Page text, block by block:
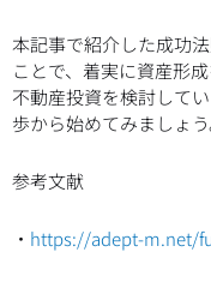
本記事で紹介した成功
ことで、着実に資産形
不動産投資を検討して
歩から始めてみましょう
参考文献
・ https://adept-m.net/